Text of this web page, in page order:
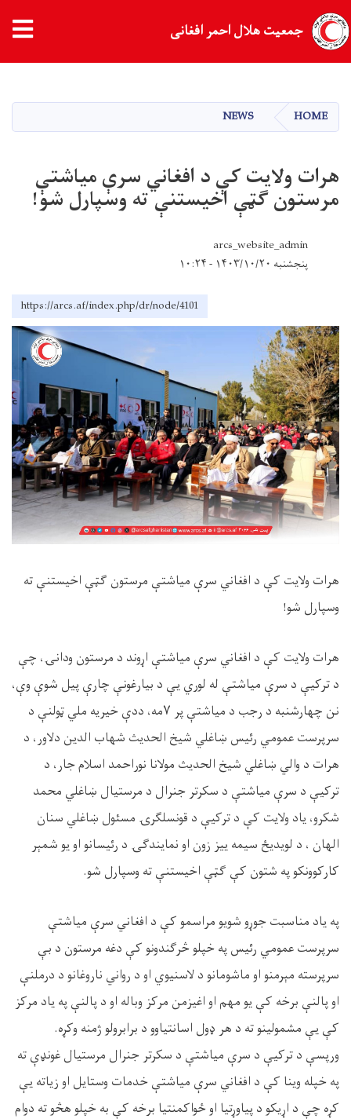
content
جمعیت هلال احمر افغانی
HOME
NEWS
هرات ولایت کې د افغاني سرې میاشتې
مرستون ګټې اخیستنې ته وسپارل شو!
arcs_website_admin
پنجشنبه ۱۴۰۳/۱۰/۲۰ - ۱۰:۲۴
https://arcs.af/index.php/dr/node/4101
هرات ولایت کې د افغاني سرې میاشتې مرستون ګټې اخیستنې ته
وسپارل شو!
هرات ولایت کې د افغاني سرې میاشتې اړوند د مرستون ودانۍ، چې
د ترکیې د سرې میاشتې له لوري یې د بیارغونې چارې پیل شوې وې،
نن چهارشنبه د رجب د میاشتې پر ۷مه، ددې خیریه ملي ټولنې د
سرپرست عمومي رئیس ښاغلي شیخ الحدیث شهاب الدین دلاور، د
هرات د والي ښاغلي شيخ الحدیث مولانا نوراحمد اسلام جار، د
ترکیې د سرې میاشتې د سکرتر جنرال د مرستیال ښاغلي محمد
شکرو، یاد ولایت کې د ترکیې د قونسلګرۍ مسئول ښاغلي سنان
الهان ، د لویدیځ سیمه ییز زون او نمایندګۍ د رئیسانو او یو شمېر
کارکوونکو په شتون کې ګټې اخیستنې ته وسپارل شو.
په یاد مناسبت جوړو شویو مراسمو کې د افغاني سرې میاشتې
سرپرست عمومي رئیس په خپلو څرګندونو کې دغه مرستون د بې
سرپرسته مېرمنو او ماشومانو د لاسنیوي او د رواني ناروغانو د درملنې
او پالنې برخه کې یو مهم او اغیزمن مرکز وباله او د پالنې په یاد مرکز
کې یې مشمولینو ته د هر ډول اسانتياوو د برابرولو ژمنه وکړه.
ورپسې د ترکیې د سرې میاشتې د سکرتر جنرال مرستیال غونډې ته
په خپله وینا کې د افغاني سرې میاشتې خدمات وستایل او زیاته یې
کړه چې د اړیکو د پیاوړتیا او ځواکمنتیا برخه کې به خپلو هڅو ته دوام